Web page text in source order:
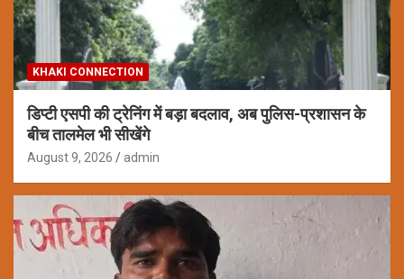
KHAKI CONNECTION
डिप्टी एसपी की ट्रेनिंग में बड़ा बदलाव, अब पुलिस-प्रशासन के
बीच तालमेल भी सीखेंगे
August 9, 2026 admin